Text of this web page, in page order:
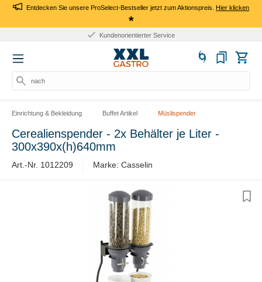
Entdecken Sie unsere ProSelect-Bestseller jetzt zum Aktionspreis.Hier klicken
*
Kundenorientierter Service
nach Pr
Einrichtung & Bekleidung Buffet Artikel Müslispender
Cerealienspender - 2x Behälter je Liter -
300x390x(h)640mm
Art.-Nr. 1012209 Marke: Casselin